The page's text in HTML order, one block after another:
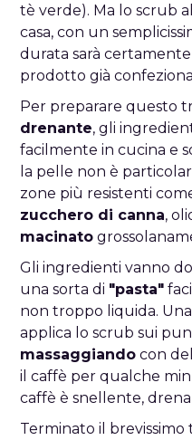
tè verde). Ma lo scrub
casa, con un
durata sarà
prodotto già
Per preparare questo
drenante, gli
facilmente in cucina e
la pelle non è
zone più resistenti
zucchero di canna,
macinato
Gli ingredienti vanno
una sorta di "pasta"
non troppo liquida.
applica lo scrub sui
massaggiando con
il caffè per qualche
caffè è snellente,
Terminato il brevissimo